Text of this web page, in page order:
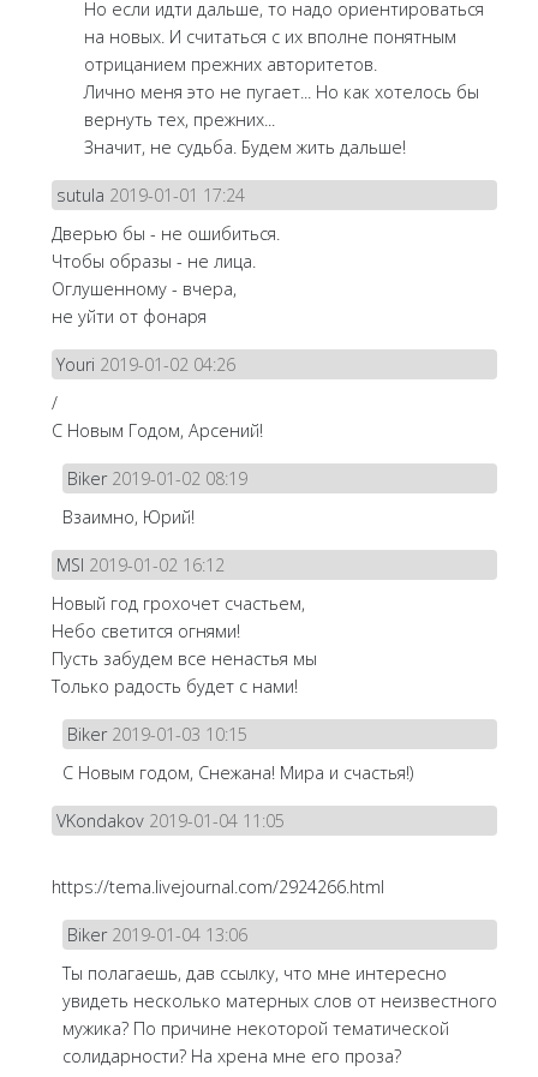
Но если идти дальше, то надо ориентироваться
на новых. И считаться с их вполне понятным
отрицанием прежних авторитетов.
Лично меня это не пугает... Но как хотелось бы
вернуть тех, прежних...
Значит, не судьба. Будем жить дальше!
sutula 2019-01-01 17:24
Дверью бы - не ошибиться.
Чтобы образы - не лица.
Оглушенному - вчера,
не уйти от фонаря
Youri 2019-01-02 04:26
/
С Новым Годом, Арсений!
Biker 2019-01-02 08:19
Взаимно, Юрий!
MSI 2019-01-02 16:12
Новый год грохочет счастьем,
Небо светится огнями!
Пусть забудем все ненастья мы
Только радость будет с нами!
Biker 2019-01-03 10:15
С Новым годом, Снежана! Мира и счастья!)
VKondakov 2019-01-04 11:05
https://tema.livejournal.com/2924266.html
Biker 2019-01-04 13:06
Ты полагаешь, дав ссылку, что мне интересно
увидеть несколько матерных слов от неизвестного
мужика? По причине некоторой тематической
солидарности? На хрена мне его проза?